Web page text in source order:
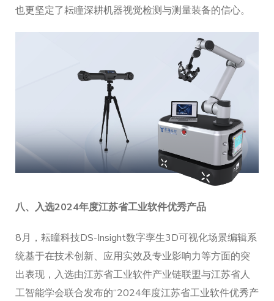
也更坚定了耘瞳深耕机器视觉检测与测量装备的信心。
八、 入选2024年度江苏省工业软件优秀产品
8月，耘瞳科技DS-Insight数字孪生3D可视化场景编辑系
统基于在技术创新、应用实效及专业影响力等方面的突
出表现，入选由江苏省工业软件产业链联盟与江苏省人
工智能学会联合发布的“2024年度江苏省工业软件优秀产